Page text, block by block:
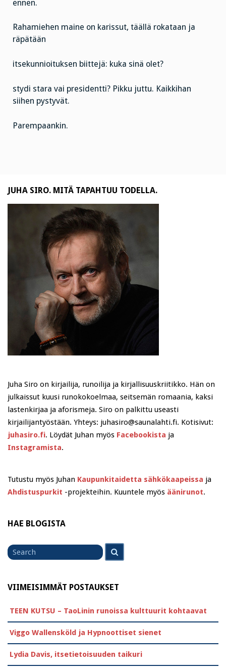
ennen.
Rahamiehen maine on karissut, täällä rokataan ja
räpätään
itsekunnioituksen biittejä: kuka sinä olet?
stydi stara vai presidentti? Pikku juttu. Kaikkihan
siihen pystyvät.
Parempaankin.
JUHA SIRO. MITÄ TAPAHTUU TODELLA.
Juha Siro on kirjailija, runoilija ja kirjallisuuskriitikko. Hän on
julkaissut kuusi runokokoelmaa, seitsemän romaania, kaksi
lastenkirjaa ja aforismeja. Siro on palkittu useasti
kirjailijantyöstään. Yhteys: juhasiro@saunalahti.fi. Kotisivut:
juhasiro.fi. Löydät Juhan myös Facebookista ja
Instagramista.
Tutustu myös Juhan Kaupunkitaidetta sähkökaapeissa ja
Ahdistuspurkit -projekteihin. Kuuntele myös äänirunot.
HAE BLOGISTA
Search
for
VIIMEISIMMÄT POSTAUKSET
TEEN KUTSU – TaoLinin runoissa kulttuurit kohtaavat
Viggo Wallensköld ja Hypnoottiset sienet
Lydia Davis, itsetietoisuuden taikuri